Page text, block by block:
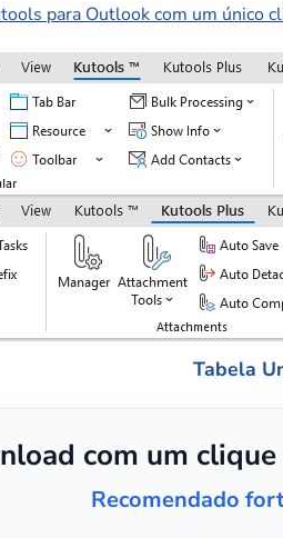
para Outlook com um único
Tabela
com um
Recomendado